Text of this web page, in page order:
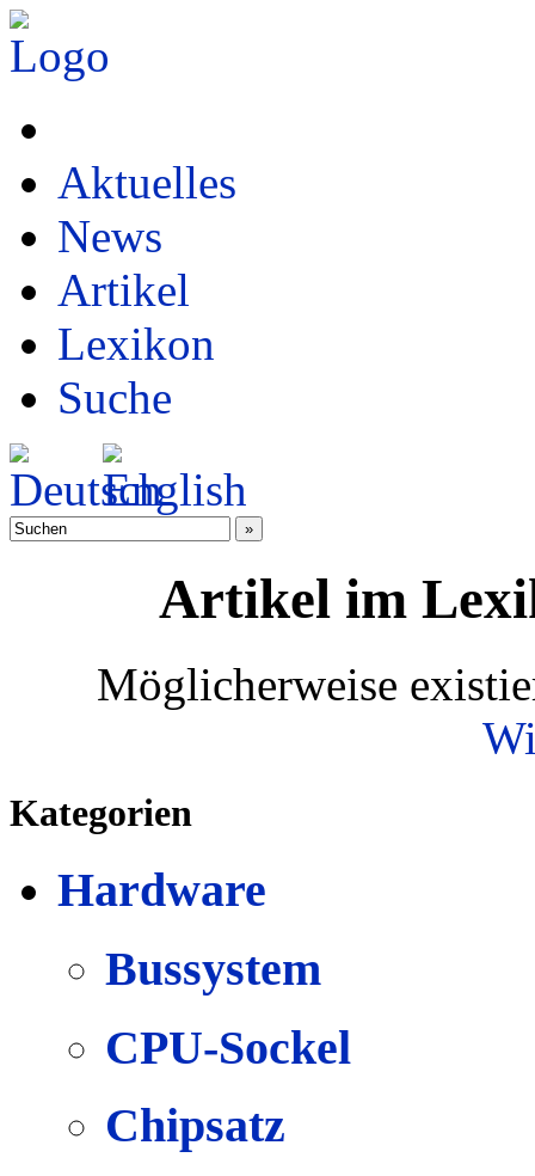
Aktuelles
News
Artikel
Lexikon
Suche
Artikel im
Möglicherweise
Kategorien
Hardware
Bussystem
CPU-Sockel
Chipsatz